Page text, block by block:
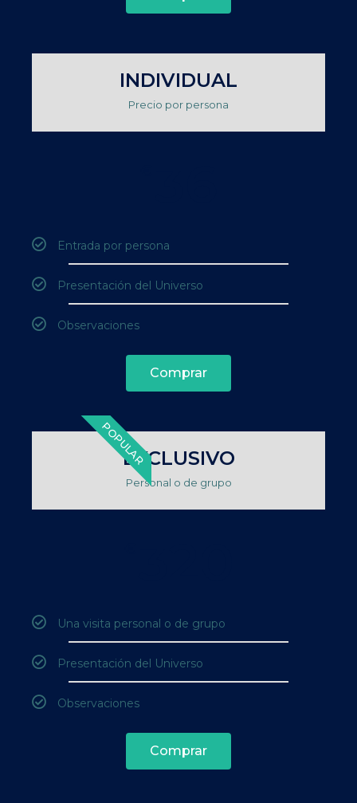
INDIVIDUAL
Precio por persona
Entrada por persona
Presentación del Universo
Observaciones
Comprar
POPULAREXCLUSIVO
Personal o de grupo
Una visita personal o de grupo
Presentación del Universo
Observaciones
Comprar